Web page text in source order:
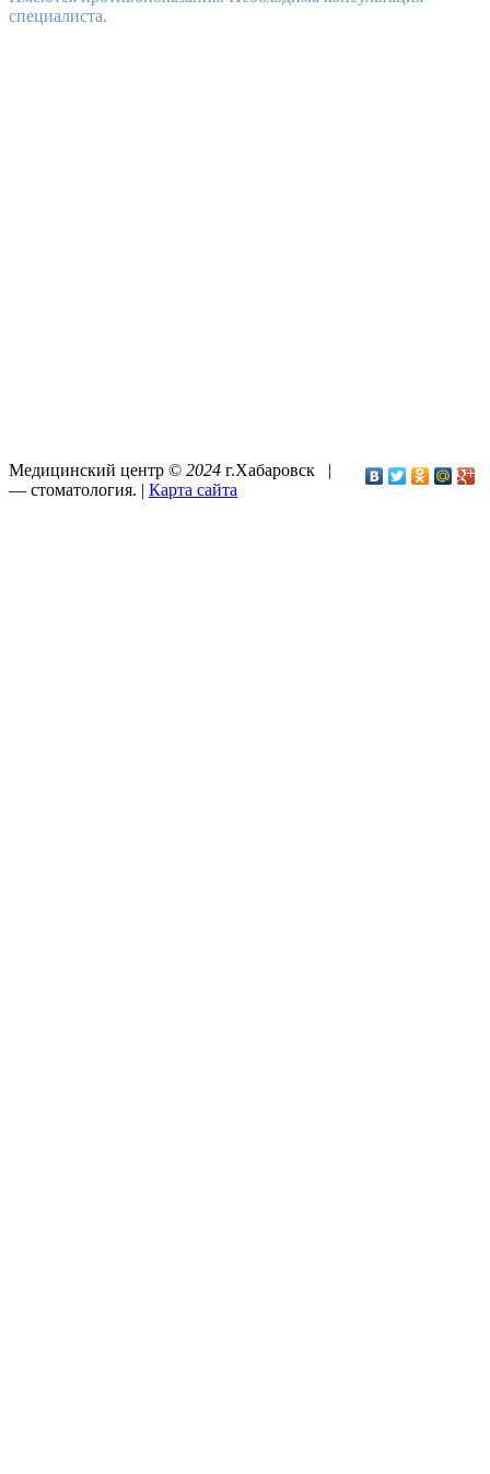
специалиста.
Медицинский центр © 2024 г.Хабаровск |
— стоматология. | Карта сайта